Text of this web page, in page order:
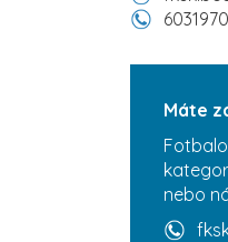
Máte
nebo